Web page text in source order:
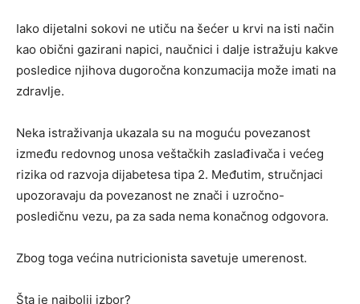
Iako dijetalni sokovi ne utiču na šećer u krvi na isti način
kao obični gazirani napici, naučnici i dalje istražuju kakve
posledice njihova dugoročna konzumacija može imati na
zdravlje.
Neka istraživanja ukazala su na moguću povezanost
između redovnog unosa veštačkih zaslađivača i većeg
rizika od razvoja dijabetesa tipa 2. Međutim, stručnjaci
upozoravaju da povezanost ne znači i uzročno-
posledičnu vezu, pa za sada nema konačnog odgovora.
Zbog toga većina nutricionista savetuje umerenost.
Šta je najbolji izbor?